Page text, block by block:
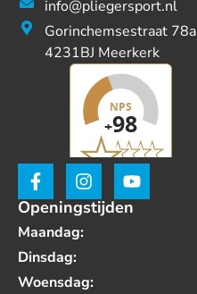
info@pliegersport.nl
Gorinchemsestraat 78a
4231BJ Meerkerk
Openingstijden
Maandag:
Dinsdag:
Woensdag: